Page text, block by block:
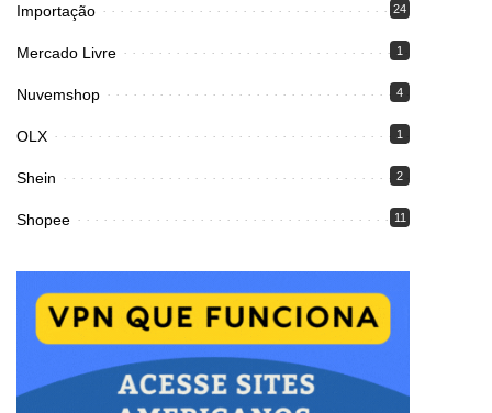
Importação 24
Mercado Livre 1
Nuvemshop 4
OLX 1
Shein 2
Shopee 11